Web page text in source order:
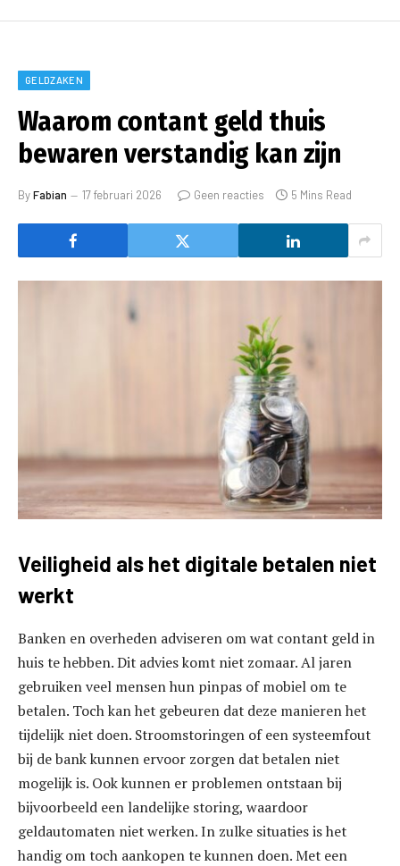
GELDZAKEN
Waarom contant geld thuis
bewaren verstandig kan zijn
ByFabian 17 februari 2026 Geen reacties 5 Mins Read
Veiligheid als het digitale betalen niet
werkt
Banken en overheden adviseren om wat contant geld in
huis te hebben. Dit advies komt niet zomaar. Al jaren
gebruiken veel mensen hun pinpas of mobiel om te
betalen. Toch kan het gebeuren dat deze manieren het
tijdelijk niet doen. Stroomstoringen of een systeemfout
bij de bank kunnen ervoor zorgen dat betalen niet
mogelijk is. Ook kunnen er problemen ontstaan bij
bijvoorbeeld een landelijke storing, waardoor
geldautomaten niet werken. In zulke situaties is het
handig om toch aankopen te kunnen doen. Met een